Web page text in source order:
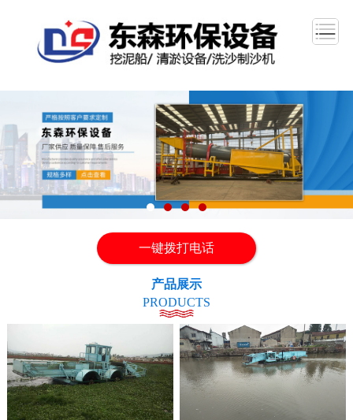
一键拨打电话
产品展示
PRODUCTS